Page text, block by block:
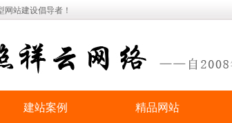
站建设倡导者！
建站案例 精品网站